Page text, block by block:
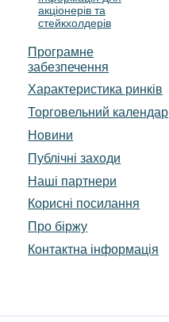
акціонерів та
стейкхолдерів
Програмне
забезпечення
Характеристика pинків
Торговельний календар
Новини
Публічні заходи
Наші партнери
Корисні посилання
Про біржу
Контактна інформація